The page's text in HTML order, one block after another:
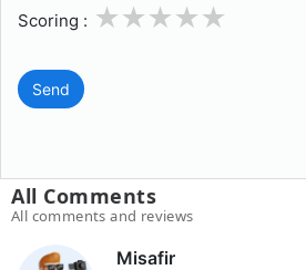
Scoring : 3
2
1
Send
All Comments
All comments and reviews
Misafir